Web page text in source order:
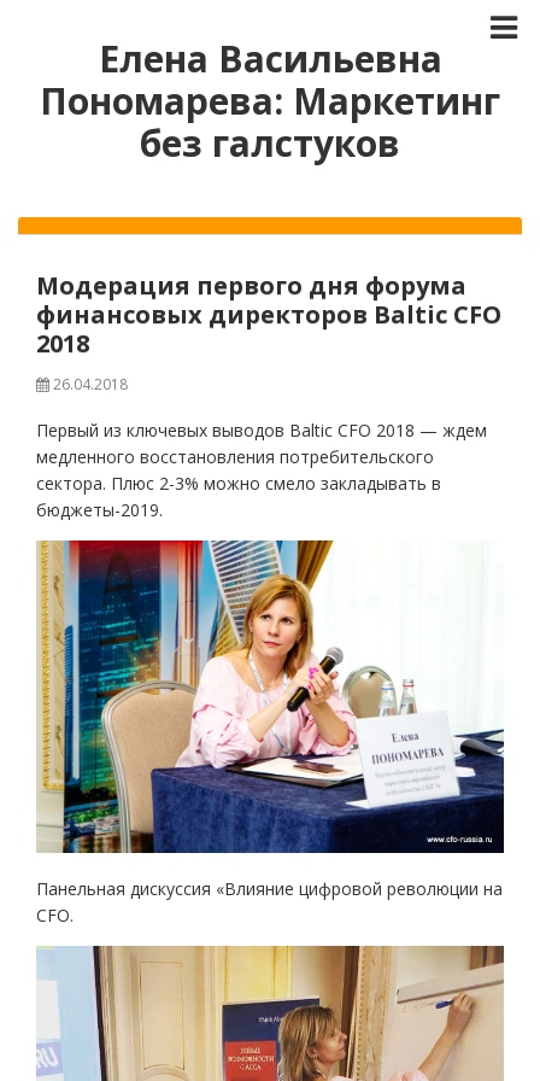
Елена Васильевна
Пономарева: Маркетинг
без галстуков
Модерация первого дня форума
финансовых директоров Baltic CFO
2018
26.04.2018
Первый из ключевых выводов Baltic CFO 2018 — ждем
медленного восстановления потребительского
сектора. Плюс 2-3% можно смело закладывать в
бюджеты-2019.
Панельная дискуссия «Влияние цифровой революции на
CFO.